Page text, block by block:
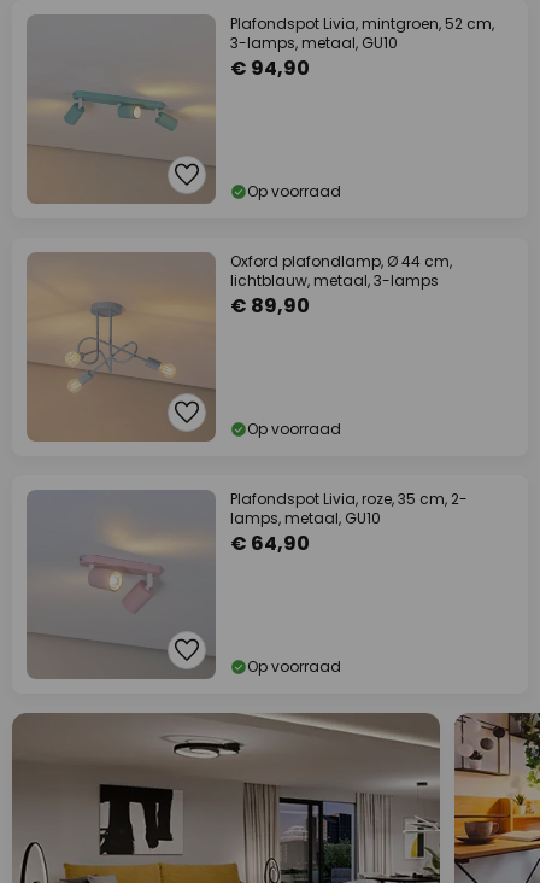
Plafondspot Livia, mintgroen, 52 cm,
3-lamps, metaal, GU10
€ 94,90
Op voorraad
Oxford plafondlamp, Ø 44 cm,
lichtblauw, metaal, 3-lamps
€ 89,90
Op voorraad
Plafondspot Livia, roze, 35 cm, 2-
lamps, metaal, GU10
€ 64,90
Op voorraad